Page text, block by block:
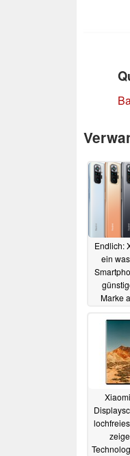
Endlich:
ein
Marke